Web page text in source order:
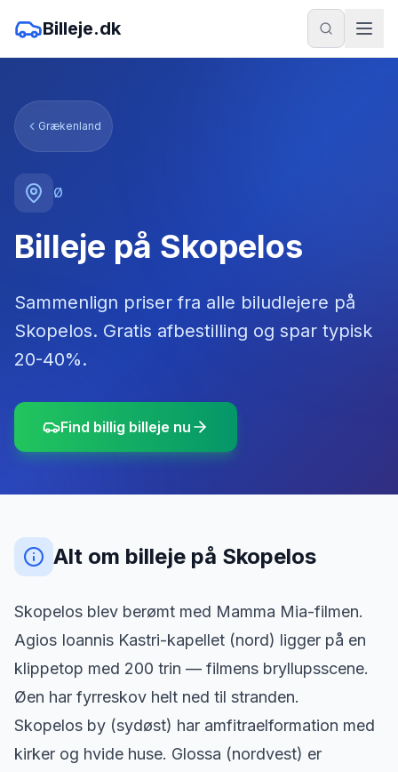
Billeje.dk
Grækenland
Ø
Billeje på Skopelos
Sammenlign priser fra alle biludlejere på
Skopelos. Gratis afbestilling og spar typisk
20-40%.
Find billig billeje nu
Alt om billeje på Skopelos
Skopelos blev berømt med Mamma Mia-filmen.
Agios Ioannis Kastri-kapellet (nord) ligger på en
klippetop med 200 trin — filmens bryllupsscene.
Øen har fyrreskov helt ned til stranden.
Skopelos by (sydøst) har amfitraelformation med
kirker og hvide huse. Glossa (nordvest) er